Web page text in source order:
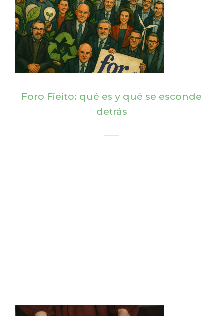
Foro Fieito: qué es y qué se esconde
detrás